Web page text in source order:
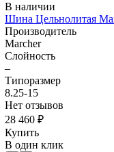
В наличии
Шина Цельнолитая
Производитель
Marcher
Слойность
–
Типоразмер
8.25-15
Нет отзывов
28 460 ₽
Купить
В один клик